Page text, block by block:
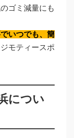
ゴミ減量にも
いつでも、簡
モティースポ
につい